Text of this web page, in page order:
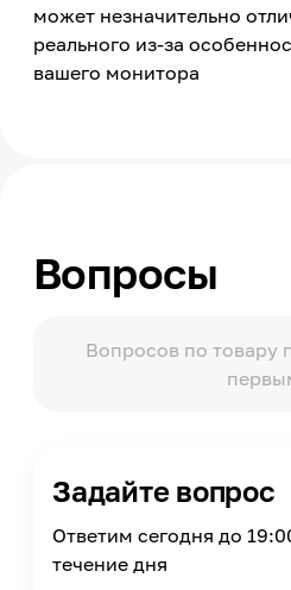
Сорт древесины
1-2
Страна производства
может незначительно
реального из-за
вашего монитора
Вопросы
Вопросов по товару
Задайте вопрос
Ответим сегодня до
течение дня